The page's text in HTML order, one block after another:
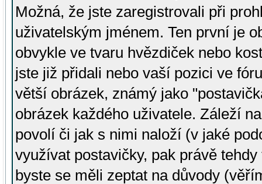
Možná, že jste zaregistrovali při
uživatelským jménem. Ten první je
obvykle ve tvaru hvězdiček nebo
jste již přidali nebo vaší pozici ve
větší obrázek, známý jako
obrázek každého uživatele. Záleží
povolí či jak s nimi naloží (v jaké
využívat postavičky, pak právě
byste se měli zeptat na důvody